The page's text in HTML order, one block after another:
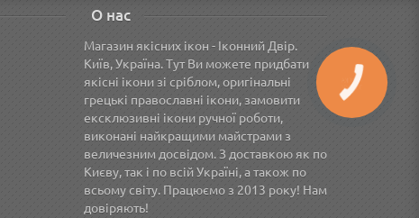
О нас
Магазин якісних ікон - Іконний Двір.
Київ, Україна. Тут Ви можете придбати
якісні ікони зі сріблом, оригінальні
грецькі православні ікони, замовити
ексклюзивні ікони ручної роботи,
виконані найкращими майстрами з
величезним досвідом. З доставкою як по
Києву, так і по всій Україні, а також по
всьому світу. Працюємо з 2013 року! Нам
довіряють!